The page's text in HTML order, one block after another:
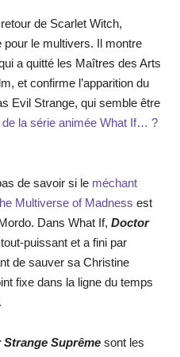
de Scarlet Witch,
pour le multivers. Il montre
a quitté les Maîtres des Arts
et confirme l’apparition du
Evil Strange, qui semble être
la série animée What If… ?
de savoir si le méchant
Multiverse of Madness est
Dans What If, Doctor
puissant et a fini par
de sauver sa Christine
fixe dans la ligne du temps
Strange Suprême sont les